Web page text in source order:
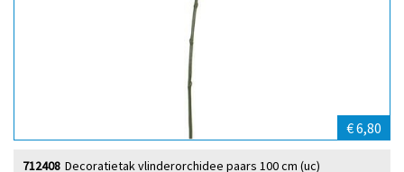
€ 6,80
Decoratietak vlinderorchidee paars 100 cm (uc)
712408